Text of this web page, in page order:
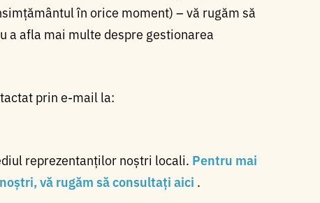
în orice moment) – vă rugăm să
a afla mai multe despre gestionarea
prin e-mail la:
reprezentanților noștri locali. Pentru mai
vă rugăm să consultați aici .